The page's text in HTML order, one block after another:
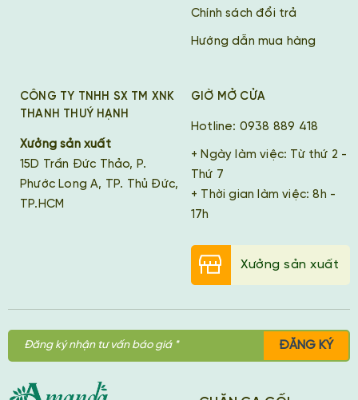
Chính sách đổi trả
Hướng dẫn mua hàng
CÔNG TY TNHH SX TM XNK
THANH THUÝ HẠNH
Xưởng sản xuất
15D Trần Đức Thảo, P.
Phước Long A, TP. Thủ Đức,
TP.HCM
GIỜ MỞ CỬA
Hotline: 0938 889 418
+ Ngày làm việc: Từ thứ 2 -
Thứ 7
+ Thời gian làm việc: 8h -
17h
Xưởng sản xuất
ĐĂNG KÝ